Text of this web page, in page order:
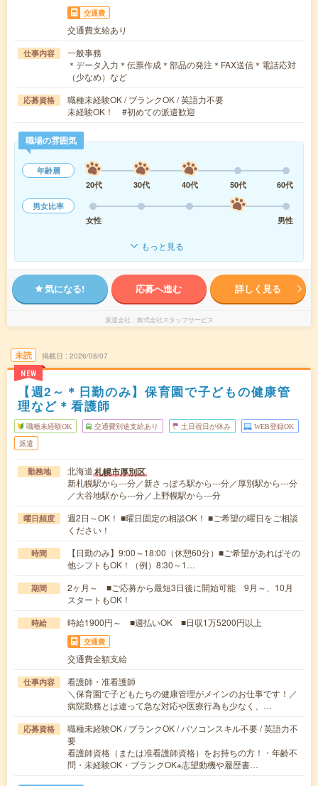
交通費
交通費支給あり
仕事内容
一般事務
＊データ入力＊伝票作成＊部品の発注＊FAX送信＊電話応対
（少なめ）など
応募資格
職種未経験OK / ブランクOK / 英語力不要
未経験OK！ #初めての派遣歓迎
職場の雰囲気
年齢層
20代
30代 40代 50代
60代
男女比率
女性
男性
もっと見る
気になる! 応募へ進む 詳しく見る
派遣会社 株式会社スタッフサービス
未読
NEW
掲載日 2026/08/07
【週2～＊日勤のみ】保育園で子どもの健康管
理など＊看護師
職種未経験OK 交通費別途支給あり 土日祝日が休み WEB登録OK
派遣
勤務地 北海道札幌市厚別区
新札幌駅から---分／新さっぽろ駅から---分／厚別駅から---分
／大谷地駅から---分／上野幌駅から---分
曜日頻度
週2日～OK！ ■曜日固定の相談OK！ ■ご希望の曜日をご相談
ください！
時間
【日勤のみ】9:00～18:00（休憩60分）■ご希望があればその
他シフトもOK！（例）8:30～1…
期間
2ヶ月～ ■ご応募から最短3日後に開始可能 9月～、10月
スタートもOK！
時給 時給1900円～ ■週払いOK ■日収1万5200円以上
交通費
交通費全額支給
仕事内容
看護師・准看護師
＼保育園で子どもたちの健康管理がメインのお仕事です！／
病院勤務とは違って急な対応や医療行為も少なく、…
応募資格
職種未経験OK / ブランクOK / パソコンスキル不要 / 英語力不
要
看護師資格（または准看護師資格）をお持ちの方！・年齢不
問・未経験OK・ブランクOK※志望動機や履歴書…